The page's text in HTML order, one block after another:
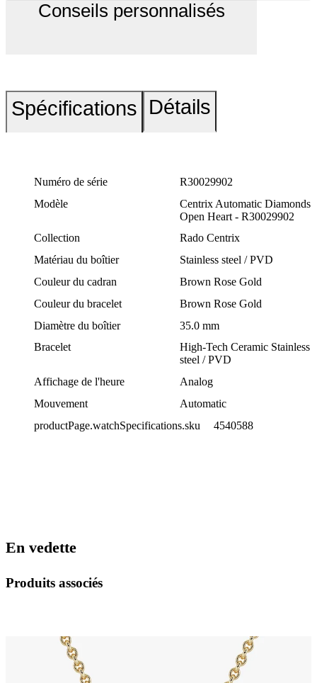
Conseils personnalisés
Spécifications Détails
Numéro de série
R30029902
Modèle
Centrix Automatic Diamonds
Open Heart - R30029902
Collection
Rado Centrix
Matériau du boîtier
Stainless steel / PVD
Couleur du cadran
Brown Rose Gold
Couleur du bracelet
Brown Rose Gold
Diamètre du boîtier
35.0 mm
Bracelet
High-Tech Ceramic Stainless
steel / PVD
Affichage de l'heure
Analog
Mouvement
Automatic
productPage.watchSpecifications.sku
4540588
En vedette
Produits associés